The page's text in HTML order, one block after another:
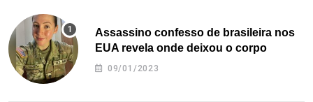
Assassino confesso de brasileira nos
EUA revela onde deixou o corpo
09/01/2023